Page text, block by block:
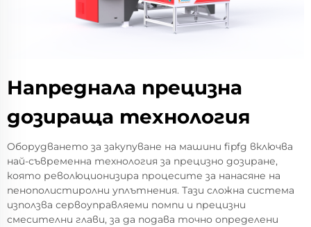
Напреднала прецизна
дозираща технология
Оборудването за закупуване на машини fipfg включва
най-съвременна технология за прецизно дозиране,
която революционизира процесите за нанасяне на
пенополистиролни уплътнения. Тази сложна система
използва сервоуправляеми помпи и прецизни
смесителни глави, за да подава точно определени